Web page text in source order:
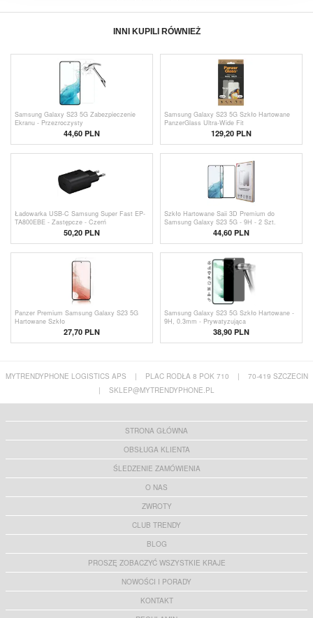
INNI KUPILI RÓWNIEŻ
Samsung Galaxy S23 5G Zabezpieczenie
Ekranu - Przezroczysty
44,60 PLN
Samsung Galaxy S23 5G Szkło Hartowane
PanzerGlass Ultra-Wide Fit
129,20 PLN
Ładowarka USB-C Samsung Super Fast EP-
TA800EBE - Zastępcze - Czerń
50,20 PLN
Szkło Hartowane Saii 3D Premium do
Samsung Galaxy S23 5G - 9H - 2 Szt.
44,60 PLN
Panzer Premium Samsung Galaxy S23 5G
Hartowane Szkło
27,70 PLN
Samsung Galaxy S23 5G Szkło Hartowane -
9H, 0.3mm - Prywatyzująca
38,90 PLN
MYTRENDYPHONE LOGISTICS APS | PLAC RODŁA 8 POK 710 |
70-419 SZCZECIN
|
SKLEP@MYTRENDYPHONE.PL
STRONA GŁÓWNA
OBSŁUGA KLIENTA
ŚLEDZENIE ZAMÓWIENIA
O NAS
ZWROTY
CLUB TRENDY
BLOG
PROSZĘ ZOBACZYĆ WSZYSTKIE KRAJE
NOWOŚCI I PORADY
KONTAKT